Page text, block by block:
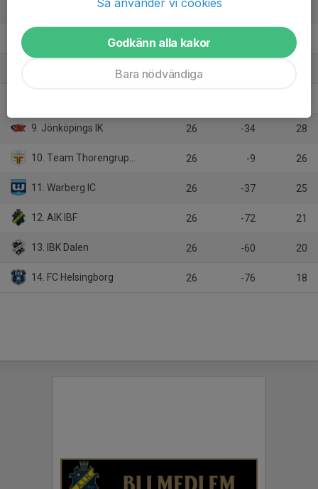
5. FBC Kalmarsund 26
26 42
26
9. Jönköpings IK 26 -34 28
10. Team Thorengruppen SK 26 -9 26
11. Warberg IC 26 -37 25
12. AIK IBF 26 -72 21
13. IBK Dalen 26 -60 20
14. FC Helsingborg 26 -76 18
Godkänn alla kakor
Bara nödvändiga